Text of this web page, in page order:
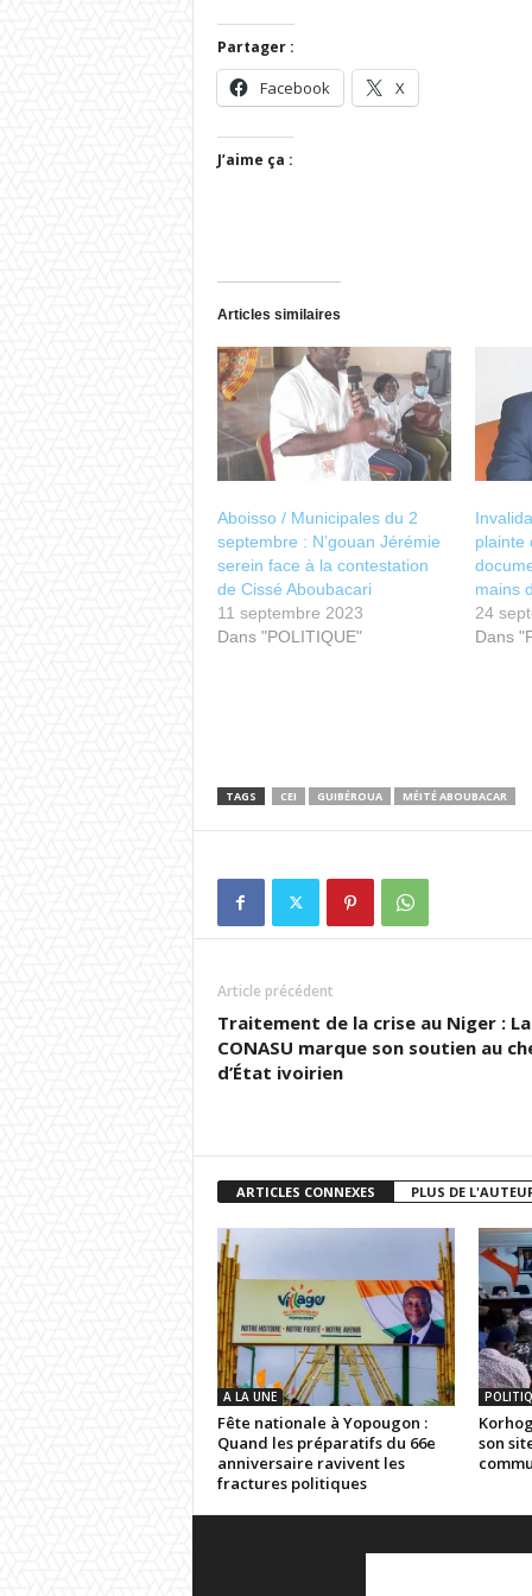
Partager :
Facebook X
J’aime ça :
Articles similaires
Aboisso / Municipales du 2
septembre : N’gouan Jérémie
serein face à la contestation
de Cissé Aboubacari
11 septembre 2023
Dans "POLITIQUE"
plainte
mains
24
Dans
TAGS CEI GUIBÉROUA MÉITÉ ABOUBACAR
Article précédent
Traitement de la crise au Niger : La
CONASU marque son soutien au
d’État ivoirien
ARTICLES CONNEXES PLUS DE
A LA UNE
Fête nationale à Yopougon :
Quand les préparatifs du 66e
anniversaire ravivent les
fractures politiques
son